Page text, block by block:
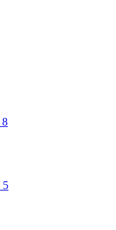
8
5